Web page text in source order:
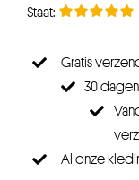
Gratis
30
Al onze